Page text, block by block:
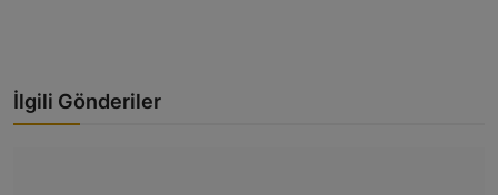
İlgili Gönderiler